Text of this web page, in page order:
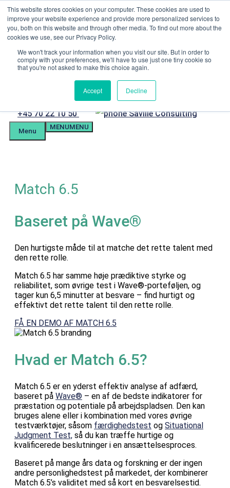
This website stores cookies on your computer. These cookies are used to
improve your website experience and provide more personalized services to
you, both on this website and through other media. To find out more about the
cookies we use, see our Privacy Policy.
We won't track your information when you visit our site. But in order to
comply with your preferences, we'll have to use just one tiny cookie so
that you're not asked to make this choice again.
Accept Decline
Hop
til
indhold
Menu
Kandidatforberedelse
Kundeportal
Tlf. +4570221050
mail@savilleassessment.eu
+45 70 22 10 50
Menu
MENUMENU
Match 6.5
Baseret på Wave®
Den hurtigste måde til at matche det rette talent med
den rette rolle.
Match 6.5 har samme høje prædiktive styrke og
reliabilitet, som øvrige test i Wave®-porteføljen, og
tager kun 6,5 minutter at besvare – find hurtigt og
effektivt det rette talent til den rette rolle.
FÅ EN DEMO AF MATCH 6.5
Hvad er Match 6.5?
Match 6.5 er en yderst effektiv analyse af adfærd,
baseret på Wave® – en af de bedste indikatorer for
præstation og potentiale på arbejdspladsen. Den kan
bruges alene eller i kombination med vores øvrige
testværktøjer, såsom færdighedstest og Situational
Judgment Test, så du kan træffe hurtige og
kvalificerede beslutninger i en ansættelsesproces.
Baseret på mange års data og forskning er der ingen
andre personlighedstest på markedet, der kombinerer
Match 6.5’s validitet med så kort en besvarelsestid.